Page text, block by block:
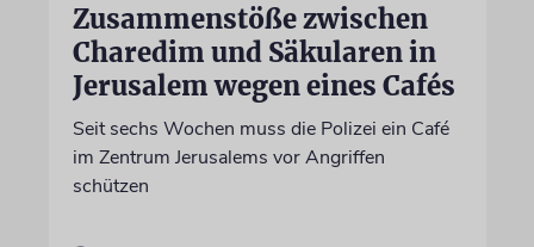
Zusammenstöße zwischen
Charedim und Säkularen in
Jerusalem wegen eines Cafés
Seit sechs Wochen muss die Polizei ein Café
im Zentrum Jerusalems vor Angriffen
schützen